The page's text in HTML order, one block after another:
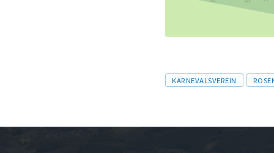
Tags
KARNEVALSVEREIN